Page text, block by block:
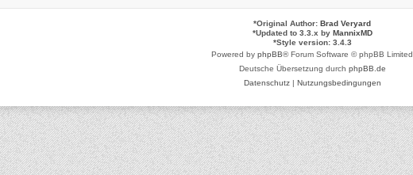
*Original Author: Brad Veryard
*Updated to 3.3.x by MannixMD
*Style version: 3.4.3
Powered by phpBB® Forum Software © phpBB Limited
Deutsche Übersetzung durch phpBB.de
Datenschutz| Nutzungsbedingungen